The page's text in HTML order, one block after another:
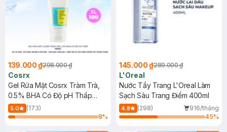
139.000 ₫298.000 ₫
Cosrx
Gel Rửa Mặt Cosrx Tràm Trà,
0.5% BHA Có Độ pH Thấp
150ml
5.0
(173)
8%
145.000 ₫289.000 ₫
L'Oreal
Nước Tẩy Trang L'Oreal Làm
Sạch Sâu Trang Điểm 400ml
4.8 (298)
916/tháng
45%